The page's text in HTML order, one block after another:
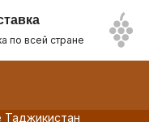
по всей стране